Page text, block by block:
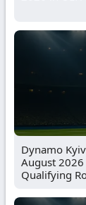
Dynamo
August 2026
Qualifying